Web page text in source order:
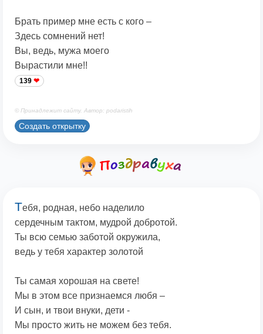
Брать пример мне есть с кого –
Здесь сомнений нет!
Вы, ведь, мужа моего
Вырастили мне!!
139
© Принадлежит сайту. Автор: podaristih
Создать открытку
Тебя, родная, небо наделило
сердечным тактом, мудрой добротой.
Ты всю семью заботой окружила,
ведь у тебя характер золотой
Ты самая хорошая на свете!
Мы в этом все признаемся любя –
И сын, и твои внуки, дети -
Мы просто жить не можем без тебя.